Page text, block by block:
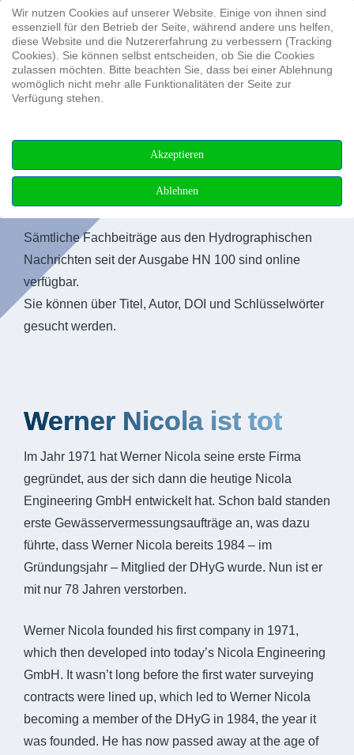
Suchen ...
Fachbeiträge
Sämtliche Fachbeiträge aus den Hydrographischen
Nachrichten seit der Ausgabe HN 100 sind online
verfügbar.
Sie können über Titel, Autor, DOI und Schlüsselwörter
gesucht werden.
Werner Nicola ist tot
Im Jahr 1971 hat Werner Nicola seine erste Firma
gegründet, aus der sich dann die heutige Nicola
Engineering GmbH entwickelt hat. Schon bald standen
erste Gewässervermessungsaufträge an, was dazu
führte, dass Werner Nicola bereits 1984 – im
Gründungsjahr – Mitglied der DHyG wurde. Nun ist er
mit nur 78 Jahren verstorben.
Werner Nicola founded his first company in 1971,
which then developed into today’s Nicola Engineering
GmbH. It wasn’t long before the first water surveying
contracts were lined up, which led to Werner Nicola
becoming a member of the DHyG in 1984, the year it
was founded. He has now passed away at the age of
Wir nutzen Cookies auf unserer Website. Einige von ihnen sind
essenziell für den Betrieb der Seite, während andere uns helfen,
diese Website und die Nutzererfahrung zu verbessern (Tracking
Cookies). Sie können selbst entscheiden, ob Sie die Cookies
zulassen möchten. Bitte beachten Sie, dass bei einer Ablehnung
womöglich nicht mehr alle Funktionalitäten der Seite zur
Verfügung stehen.
Akzeptieren
Ablehnen